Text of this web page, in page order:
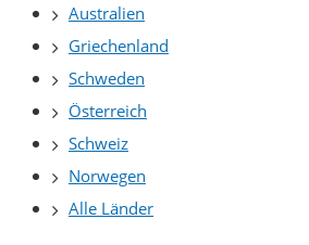
Australien
Griechenland
Schweden
Österreich
Schweiz
Norwegen
Alle Länder